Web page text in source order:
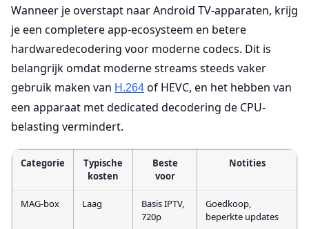
Wanneer je overstapt naar Android TV-apparaten, krijg
je een completere app-ecosysteem en betere
hardwaredecodering voor moderne codecs. Dit is
belangrijk omdat moderne streams steeds vaker
gebruik maken van H.264 of HEVC, en het hebben van
een apparaat met dedicated decodering de CPU-
belasting vermindert.
Categorie
Typische
kosten
Beste
voor
Notities
MAG-box Laag
Basis IPTV,
720p
Goedkoop,
beperkte updates